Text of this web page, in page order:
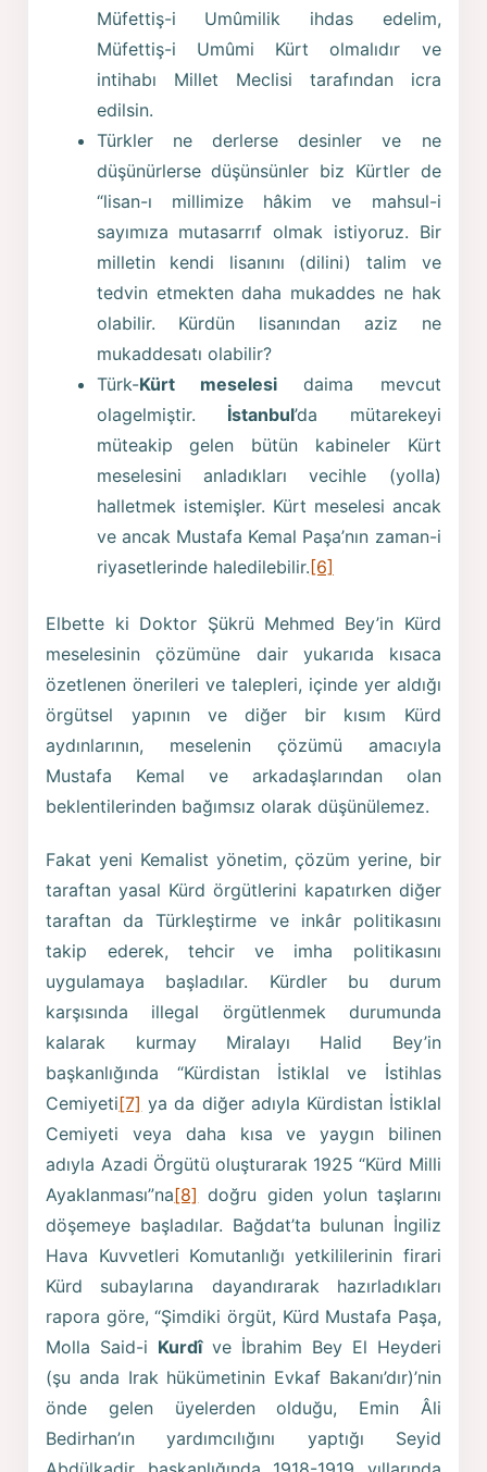
Müfettiş-i Umûmilik ihdas edelim,
Müfettiş-i Umûmi Kürt olmalıdır ve
intihabı Millet Meclisi tarafından icra
edilsin.
Türkler ne derlerse desinler ve ne
düşünürlerse düşünsünler biz Kürtler de
“lisan-ı millimize hâkim ve mahsul-i
sayımıza mutasarrıf olmak istiyoruz. Bir
milletin kendi lisanını (dilini) talim ve
tedvin etmekten daha mukaddes ne hak
olabilir. Kürdün lisanından aziz ne
mukaddesatı olabilir?
Türk-Kürt meselesi daima mevcut
olagelmiştir. İstanbul’da mütarekeyi
müteakip gelen bütün kabineler Kürt
meselesini anladıkları vecihle (yolla)
halletmek istemişler. Kürt meselesi ancak
ve ancak Mustafa Kemal Paşa’nın zaman-i
riyasetlerinde haledilebilir.[6]
Elbette ki Doktor Şükrü Mehmed Bey’in Kürd
meselesinin çözümüne dair yukarıda kısaca
özetlenen önerileri ve talepleri, içinde yer aldığı
örgütsel yapının ve diğer bir kısım Kürd
aydınlarının, meselenin çözümü amacıyla
Mustafa Kemal ve arkadaşlarından olan
beklentilerinden bağımsız olarak düşünülemez.
Fakat yeni Kemalist yönetim, çözüm yerine, bir
taraftan yasal Kürd örgütlerini kapatırken diğer
taraftan da Türkleştirme ve inkâr politikasını
takip ederek, tehcir ve imha politikasını
uygulamaya başladılar. Kürdler bu durum
karşısında illegal örgütlenmek durumunda
kalarak kurmay Miralayı Halid Bey’in
başkanlığında “Kürdistan İstiklal ve İstihlas
Cemiyeti[7] ya da diğer adıyla Kürdistan İstiklal
Cemiyeti veya daha kısa ve yaygın bilinen
adıyla Azadi Örgütü oluşturarak 1925 “Kürd Milli
Ayaklanması”na[8] doğru giden yolun taşlarını
döşemeye başladılar. Bağdat’ta bulunan İngiliz
Hava Kuvvetleri Komutanlığı yetkililerinin firari
Kürd subaylarına dayandırarak hazırladıkları
rapora göre, “Şimdiki örgüt, Kürd Mustafa Paşa,
Molla Said-i Kurdîve İbrahim Bey El Heyderi
(şu anda Irak hükümetinin Evkaf Bakanı’dır)’nin
önde gelen üyelerden olduğu, Emin Âli
Bedirhan’ın yardımcılığını yaptığı Seyid